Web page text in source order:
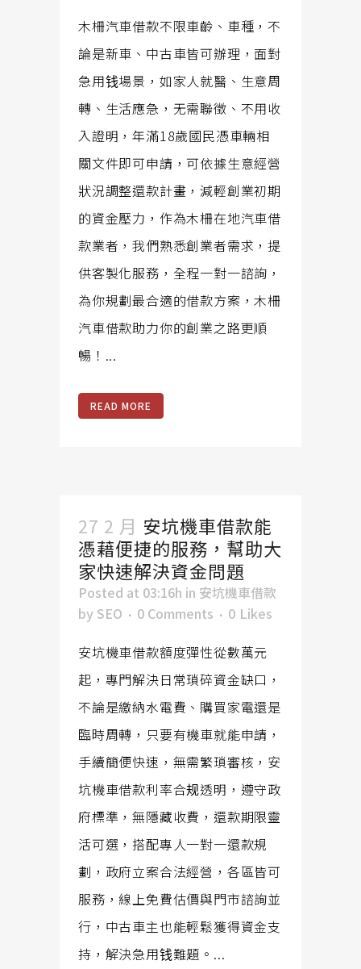
木柵汽車借款不限車齡、車種，不
論是新車、中古車皆可辦理，面對
急用钱場景，如家人就醫、生意周
轉、生活應急，无需聯徵、不用收
入證明，年滿18歲國民憑車輛相
關文件即可申請，可依據生意經營
狀況調整還款計畫，減輕創業初期
的資金壓力，作為木柵在地汽車借
款業者，我們熟悉創業者需求，提
供客製化服務，全程一對一諮詢，
為你規劃最合適的借款方案，木柵
汽車借款助力你的創業之路更順
暢！...
READ MORE
27 2 月 安坑機車借款能
憑藉便捷的服務，幫助大
家快速解決資金問題
Posted at 03:16h in 安坑機車借款
by SEO 0 Comments 0 Likes
安坑機車借款額度彈性從數萬元
起，專門解決日常瑣碎資金缺口，
不論是繳納水電費、購買家電還是
臨時周轉，只要有機車就能申請，
手續簡便快速，無需繁瑣審核，安
坑機車借款利率合规透明，遵守政
府標準，無隱藏收費，還款期限靈
活可選，搭配專人一對一還款規
劃，政府立案合法經營，各區皆可
服務，線上免費估價與門市諮詢並
行，中古車主也能輕鬆獲得資金支
持，解決急用钱難題。...